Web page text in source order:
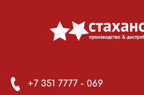
+7 351 7777 - 069